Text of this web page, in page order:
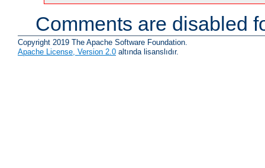
Comments are disabled
Copyright 2019 The Apache Software Foundation.
Apache License, Version 2.0 altında lisanslıdır.